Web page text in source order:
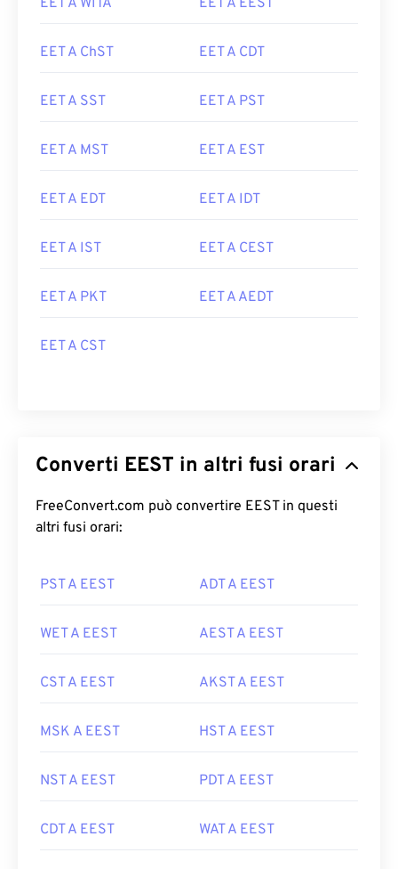
EET A WITA EET A EEST
EET A ChST EET A CDT
EET A SST EET A PST
EET A MST EET A EST
EET A EDT EET A IDT
EET A IST EET A CEST
EET A PKT EET A AEDT
EET A CST
Converti EEST in altri fusi orari
FreeConvert.com può convertire EEST in questi
altri fusi orari:
PST A EEST ADT A EEST
WET A EEST AEST A EEST
CST A EEST AKST A EEST
MSK A EEST HST A EEST
NST A EEST PDT A EEST
CDT A EEST WAT A EEST